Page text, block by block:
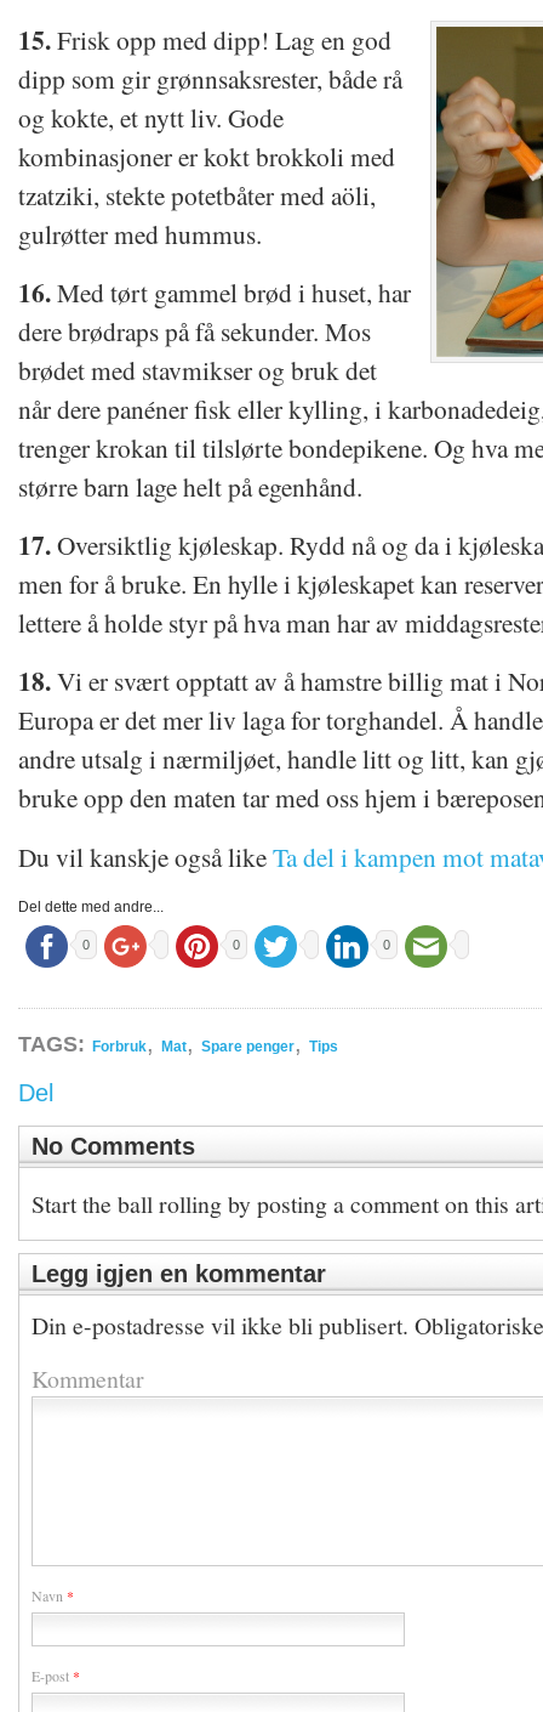
15.Frisk opp med dipp! Lag en god
dipp som gir grønnsaksrester, både rå
og kokte, et nytt liv. Gode
kombinasjoner er kokt brokkoli med
tzatziki, stekte potetbåter med aöli,
gulrøtter med hummus.
16.Med tørt gammel brød i huset, har
dere brødraps på få sekunder. Mos
brødet med stavmikser og bruk det
når dere panéner fisk eller kylling, i
trenger krokan til tilslørte bondepikene. Og hva
større barn lage helt på egenhånd.
17.Oversiktlig kjøleskap. Rydd nå og da i
men for å bruke. En hylle i kjøleskapet kan
lettere å holde styr på hva man har av
18.Vi er svært opptatt av å hamstre billig mat i
Europa er det mer liv laga for torghandel. Å
andre utsalg i nærmiljøet, handle litt og litt, kan
bruke opp den maten tar med oss hjem i
Du vil kanskje også likeTa del i kampen mot
Del dette med andre...
0 0 0
TAGS: Forbruk, Mat, Spare penger, Tips
Del
No Comments
Start the ball rolling by posting a comment on this
Legg igjen en kommentar
Din e-postadresse vil ikke bli publisert.
Kommentar
Navn *
E-post *